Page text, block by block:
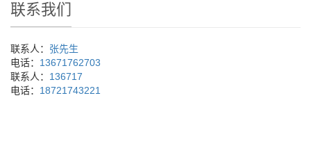
联系我们
联系人： 张先生
电话： 13671762703
联系人： 136717
电话： 18721743221